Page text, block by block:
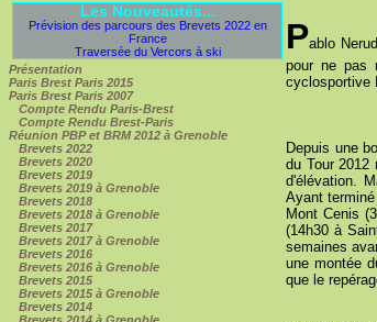
Les Nouveautés...
Prévision des parcours des Brevets 2022 en
France
Traversée du Vercors à ski
Présentation
Paris Brest Paris 2015
Paris Brest Paris 2007
Compte Rendu Paris-Brest
Compte Rendu Brest-Paris
Réunion PBP et BRM 2012 à Grenoble
Brevets 2022
Brevets 2020
Brevets 2019
Brevets 2019 à Grenoble
Brevets 2018
Brevets 2018 à Grenoble
Brevets 2017
Brevets 2017 à Grenoble
Brevets 2016
Brevets 2016 à Grenoble
Brevets 2015
Brevets 2015 à Grenoble
Brevets 2014
Pablo
pour ne pas
cyclosportive
Depuis une
du Tour
d'élévation.
Ayant
Mont Cenis
(14h30 à
semaines
une montée
que le